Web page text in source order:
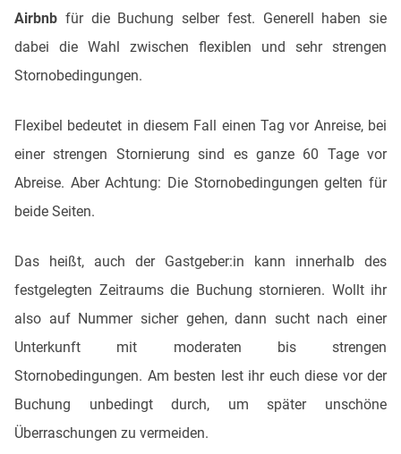
Airbnb für die Buchung selber fest. Generell haben sie
dabei die Wahl zwischen flexiblen und sehr strengen
Stornobedingungen.
Flexibel bedeutet in diesem Fall einen Tag vor Anreise, bei
einer strengen Stornierung sind es ganze 60 Tage vor
Abreise. Aber Achtung: Die Stornobedingungen gelten für
beide Seiten.
Das heißt, auch der Gastgeber:in kann innerhalb des
festgelegten Zeitraums die Buchung stornieren. Wollt ihr
also auf Nummer sicher gehen, dann sucht nach einer
Unterkunft mit moderaten bis strengen
Stornobedingungen. Am besten lest ihr euch diese vor der
Buchung unbedingt durch, um später unschöne
Überraschungen zu vermeiden.